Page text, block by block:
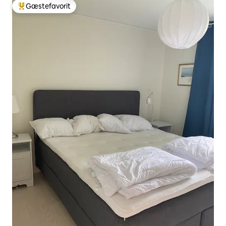
Bedste gæstefavorit
Gæstefavorit